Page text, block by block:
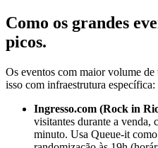
Como os grandes
picos.
Os eventos com maior volume
isso com infraestrutura específica:
Ingresso.com (Rock in
visitantes durante a venda,
minuto. Usa Queue-it